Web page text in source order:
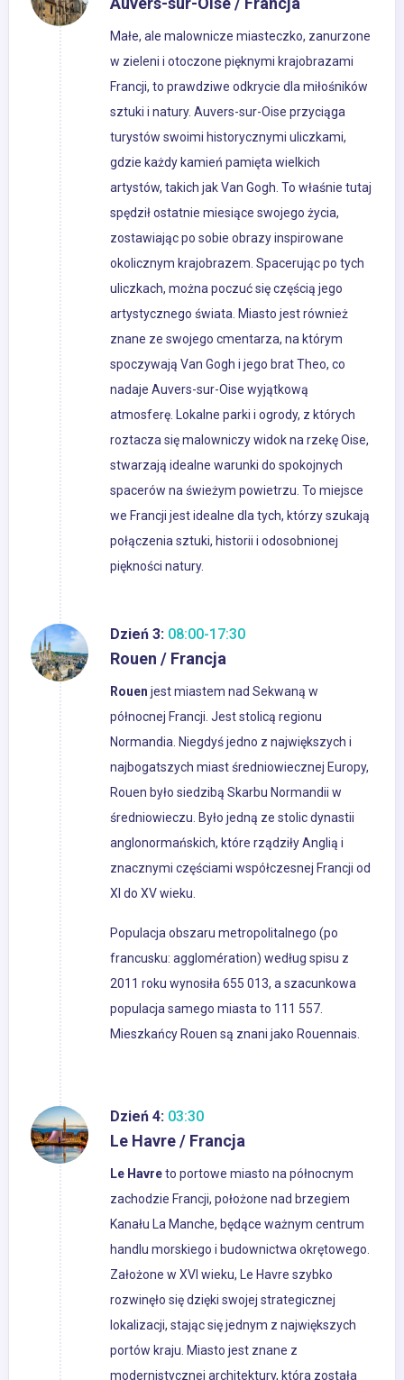
Małe, ale malownicze miasteczko, zanurzone
w zieleni i otoczone pięknymi krajobrazami
Francji, to prawdziwe odkrycie dla miłośników
sztuki i natury. Auvers-sur-Oise przyciąga
turystów swoimi historycznymi uliczkami,
gdzie każdy kamień pamięta wielkich
artystów, takich jak Van Gogh. To właśnie tutaj
spędził ostatnie miesiące swojego życia,
zostawiając po sobie obrazy inspirowane
okolicznym krajobrazem. Spacerując po tych
uliczkach, można poczuć się częścią jego
artystycznego świata. Miasto jest również
znane ze swojego cmentarza, na którym
spoczywają Van Gogh i jego brat Theo, co
nadaje Auvers-sur-Oise wyjątkową
atmosferę. Lokalne parki i ogrody, z których
roztacza się malowniczy widok na rzekę Oise,
stwarzają idealne warunki do spokojnych
spacerów na świeżym powietrzu. To miejsce
we Francji jest idealne dla tych, którzy szukają
połączenia sztuki, historii i odosobnionej
piękności natury.
Dzień 3: 08:00-17:30
Rouen / Francja
Rouen jest miastem nad Sekwaną w
północnej Francji. Jest stolicą regionu
Normandia. Niegdyś jedno z największych i
najbogatszych miast średniowiecznej Europy,
Rouen było siedzibą Skarbu Normandii w
średniowieczu. Było jedną ze stolic dynastii
anglonormańskich, które rządziły Anglią i
znacznymi częściami współczesnej Francji od
XI do XV wieku.
Populacja obszaru metropolitalnego (po
francusku: agglomération) według spisu z
2011 roku wynosiła 655 013, a szacunkowa
populacja samego miasta to 111 557.
Mieszkańcy Rouen są znani jako Rouennais.
Dzień 4: 03:30
Le Havre / Francja
Le Havreto portowe miasto na północnym
zachodzie Francji, położone nad brzegiem
Kanału La Manche, będące ważnym centrum
handlu morskiego i budownictwa okrętowego.
Założone w XVI wieku, Le Havre szybko
rozwinęło się dzięki swojej strategicznej
lokalizacji, stając się jednym z największych
portów kraju. Miasto jest znane z
modernistycznej architektury, która została